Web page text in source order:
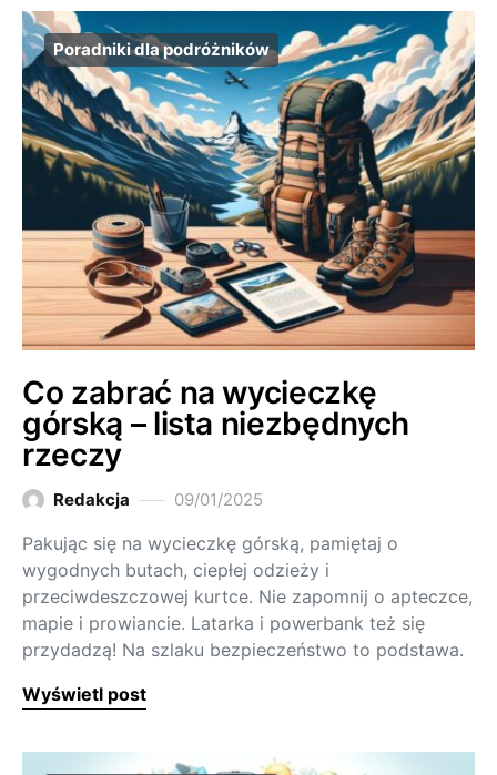
Poradniki dla podróżników
Co zabrać na wycieczkę
górską – lista niezbędnych
rzeczy
Redakcja 09/01/2025
Pakując się na wycieczkę górską, pamiętaj o
wygodnych butach, ciepłej odzieży i
przeciwdeszczowej kurtce. Nie zapomnij o apteczce,
mapie i prowiancie. Latarka i powerbank też się
przydadzą! Na szlaku bezpieczeństwo to podstawa.
Wyświetl post